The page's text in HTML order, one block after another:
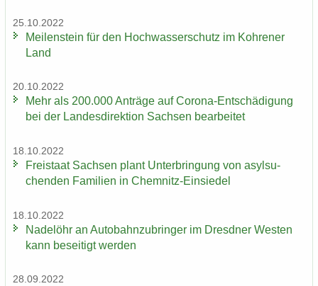
25.10.2022
Mei­len­stein für den Hoch­was­ser­schutz im Koh­re­ner
Land
20.10.2022
Mehr als 200.000 An­trä­ge auf Corona-​Entschädigung
bei der Lan­des­di­rek­ti­on Sach­sen be­ar­bei­tet
18.10.2022
Frei­staat Sach­sen plant Un­ter­brin­gung von asyl­su­
chen­den Fa­mi­li­en in Chemnitz-​Einsiedel
18.10.2022
Na­del­öhr an Au­to­bahn­zu­brin­ger im Dresd­ner Wes­ten
kann be­sei­tigt wer­den
28.09.2022